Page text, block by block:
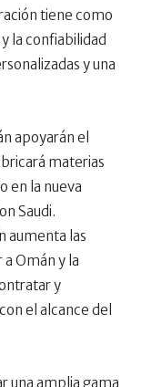
tiene como
la confiabilidad
y una
apoyarán el
materias
en la nueva
Saudi.
aumenta las
Omán y la
y
el alcance del
una amplia gama